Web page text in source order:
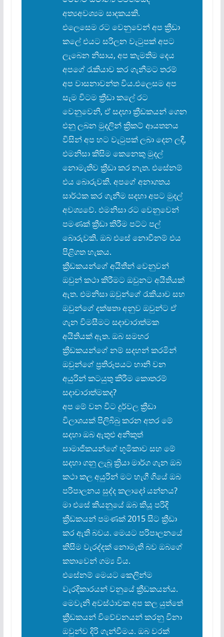
අත්යඅවශ්යම සාදකයකි.
එලෙසෙම රට වෙනුවෙන් අප ක්රීඩා
කලේ එයට සරිලන වැටුපක් අපට
ලැබෙන නිසාය, අප කැමතිම දෙය
අපගේ රැකියාව කර ගැනීමට තරම්
අප වාසනාවන්ත විය.එලෙසම අප
සැම විටම ක්රීඩා කලේ රට
වෙනුවෙනි, ඒ සදහා ක්රීඩකයන් ගෙන
එනු ලබන මුදලින් ක්රිකට් ආයතනය
විසින් අප හට වැටුපක් ලබා දෙන ලදී,
එමනිසා කිසිම කෙනෙකු මුදල්
නොමැතිව ක්රීඩා කර නැත. එසේනම්
එය බොරුවකි. අපගේ අනාගතය
සාර්ථක කර ගැනීම සදහා අපට මුදල්
අවශ්යවේ. එමනිසා රට වෙනුවෙන්
පමණක් ක්රීඩා කිරීම පට්ට පල්
බොරුවකි. ඔබ එසේ නොවීනම් එය
පිළිගත හැකය.
ක්රීඩකයන්ගේ අයිතීන් වෙනුවන්
ඔවුන් කථා කිරීමට ඔවුනට අයිතියක්
ඇත. එමනිසා ඔවුන්ගේ රැකියාව සහ
ඔවුන්ගේ දක්ෂතා අනුව ඔවුන්ට ඒ
ගැන විමසීමට සදාචාරාත්මක
අයිතියක් ඇත. ඔබ සමහර
ක්රීඩකයන්ගේ නම් සදහන් කරමින්
ඔවුන්ගේ ප්රතිරූපයට හානි වන
අයුරින් කටයුතු කිරීම කොතරම්
සදාචාරාත්මකද?
අප මේ වන විට දුර්වල ක්රීඩා
විලාශයක් පිලිබිබු කරන අතර මේ
සදහා ඔබ ඇතුළු අනිකුත්
සාමාජිකයන්ගේ භූමිකාව සහ මේ
සදහා ගනු ලැබූ ක්රියා මාර්ග ගැන ඔබ
කථා කල අයුරින් මට හැගී ගියේ ඔබ
පරිපාලනය සුද්ද කලාදෝ යන්නය?
මා එසේ කියනුයේ ඔබ කියූ පරිදි
ක්රීඩකයන් පමණක් 2015 සිට ක්රීඩා
කර ඇති බවය. මෙයට පරිපාලනයේ
කිසිම වැරද්දක් නොමැති බව ඔබගේ
කතාවෙන් ගම්ය විය.
එසේනම් මෙයට කෙලින්ම
වැරදිකාරයන් වනුයේ ක්රීඩකයන්ය.
මෙවැනි අවස්ථාවක අප කල යුත්තේ
ක්රීඩකයන් විවේචනයන් කරනු විනා
ඔවුන්ව දිරි ගැන්වීමය. ඔබ වරක්